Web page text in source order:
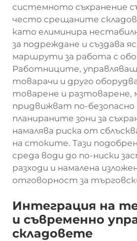
системното съхранение
често срещаните
като елиминира
за подреждане и създава
маршрути за работа с
Работниците,
товарачи и друго
товарене и разтоварене,
придвижват по-безопасно
планираните зони за
намалява риска от
на стоките. Тази
среда води до по-ниски
разходи и намалена
отговорност за
Интеграция на
и съвременно
складовете